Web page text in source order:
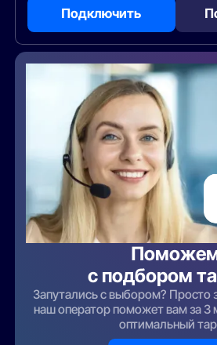
Подключить
с подбором
Запутались с выбором? Просто
наш оператор поможет вам за 3
оптимальный